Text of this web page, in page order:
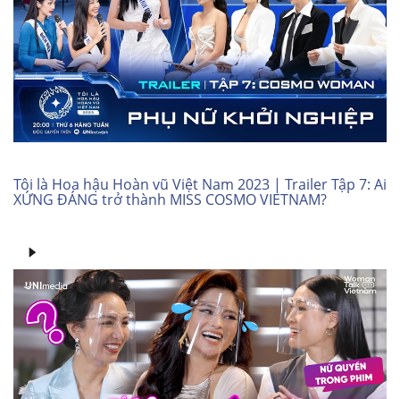
Tôi là Hoa hậu Hoàn vũ Việt Nam 2023 | Trailer Tập 7: Ai
XỨNG ĐÁNG trở thành MISS COSMO VIETNAM?